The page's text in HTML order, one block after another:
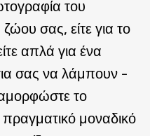
του
σας, είτε για το
απλά για ένα
σας να λάμπουν -
το
μοναδικό